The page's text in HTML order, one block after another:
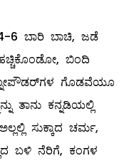
6 ಬಾರಿ ಬಾಚಿ, ಜಡೆ
ಬಿಂದಿ
ಗೊಡವೆಯೂ
ತಾನು ಕನ್ನಡಿಯಲ್ಲಿ
ಸುಕ್ಕಾದ ಚರ್ಮ,
ಬಳಿ ನೆರಿಗೆ, ಕಂಗಳ